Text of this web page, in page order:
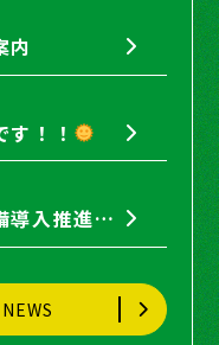
内
！！
事業者向け「太陽光発電設備導入推進セミナー」に弊社取締役の間瀬が登壇します。